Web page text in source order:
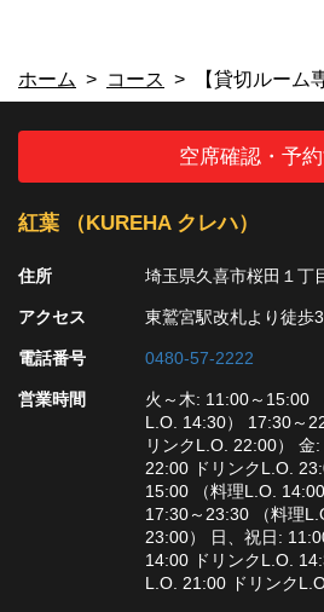
ホーム コース 【貸切ルー
空席確認・予
紅葉 （KUREHA クレハ）
住所 埼玉県久喜市桜田１丁
アクセス 東鷲宮駅改札より徒歩
電話番号 0480-57-2222
営業時間
火～木: 11:00～15:00
L.O. 14:30） 17:30～
リンクL.O. 22:00） 金
22:00 ドリンクL.O.
15:00 （料理L.O.
17:30～23:30 （料理
23:00） 日、祝日:
14:00 ドリンクL.O.
L.O. 21:00 ドリンク